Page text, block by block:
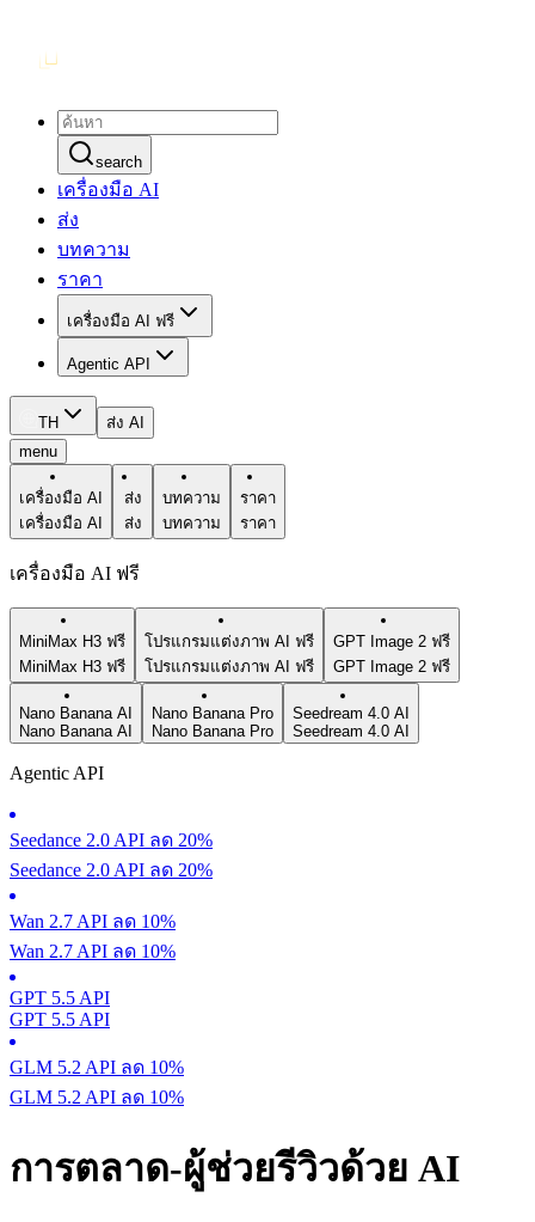
search
เครื่องมือ AI
ส่ง
บทความ
ราคา
เครื่องมือ AI ฟรี
Agentic API
TH
ส่ง AI
menu
เครื่องมือ AI
เครื่องมือ AI
ส่ง
ส่ง
บทความ
บทความ
ราคา
ราคา
เครื่องมือ AI ฟรี
MiniMax H3 ฟรี
MiniMax H3 ฟรี
โปรแกรมแต่งภาพ AI ฟรี
โปรแกรมแต่งภาพ AI ฟรี
GPT Image 2 ฟรี
GPT Image 2 ฟรี
Nano Banana AI
Nano Banana AI
Nano Banana Pro
Nano Banana Pro
Seedream 4.0 AI
Seedream 4.0 AI
Agentic API
Seedance 2.0 API ลด 20%
Seedance 2.0 API ลด 20%
Wan 2.7 API ลด 10%
Wan 2.7 API ลด 10%
GPT 5.5 API
GPT 5.5 API
GLM 5.2 API ลด 10%
GLM 5.2 API ลด 10%
การตลาด-ผู้ช่วยรีวิวด้วย AI